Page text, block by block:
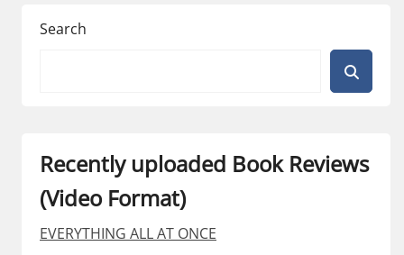
Search
Recently uploaded Book Reviews
(Video Format)
EVERYTHING ALL AT ONCE